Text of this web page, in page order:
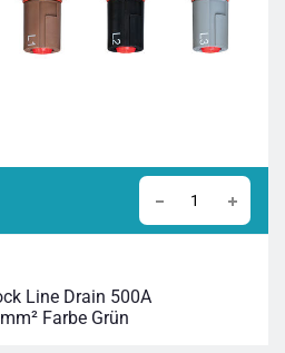
Line Drain 500A
Farbe Grün